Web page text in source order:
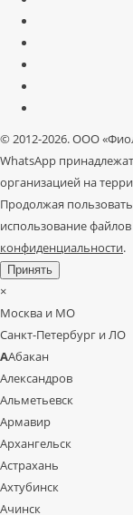
© 2012-2026. ООО
WhatsApp
организацией на
Продолжая
использование
конфиденциальности.
Принять
×
Москва и МО
Санкт-Петербург и ЛО
ААбакан
Александров
Альметьевск
Армавир
Архангельск
Астрахань
Ахтубинск
Ачинск